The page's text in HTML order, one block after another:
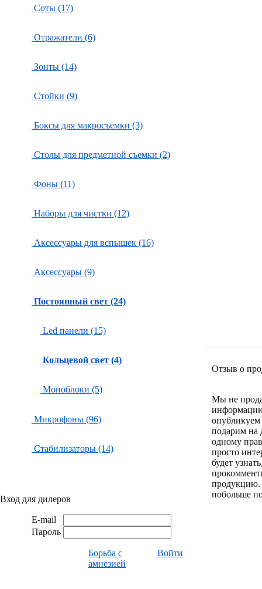
Соты (17)
Отражатели (6)
Зонты (14)
Стойки (9)
Боксы для макросъемки (3)
Столы для предметной съемки (2)
Фоны (11)
Наборы для чистки (12)
Аксессуары для вспышек (16)
Аксессуары (9)
Постоянный свет (24)
Led панели (15)
Кольцевой свет (4)
Моноблоки (5)
Микрофоны (96)
Стабилизаторы (14)
Вход для дилеров
E-mail
Пароль
Борьба с
амнезией
Войти
Отзыв о
Мы не
опубликуем
подарим на
одному
просто
будет
продукцию.
побольше